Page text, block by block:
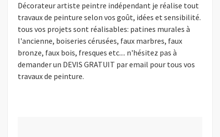
Décorateur artiste peintre indépendant je réalise tout
travaux de peinture selon vos goût, idées et sensibilité.
tous vos projets sont réalisables: patines murales à
l'ancienne, boiseries cérusées, faux marbres, faux
bronze, faux bois, fresques etc.... n'hésitez pas à
demander un DEVIS GRATUIT par email pour tous vos
travaux de peinture.